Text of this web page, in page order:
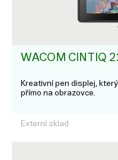
WACOM CINTIQ
Kreativní pen displej,
přímo na obrazovce.
Externí sklad